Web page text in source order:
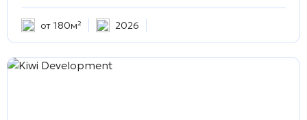
от 180м² 2026